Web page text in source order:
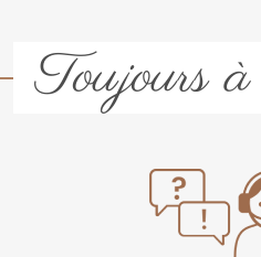
Toujours à